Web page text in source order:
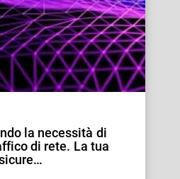
la necessità di
di rete. La tua